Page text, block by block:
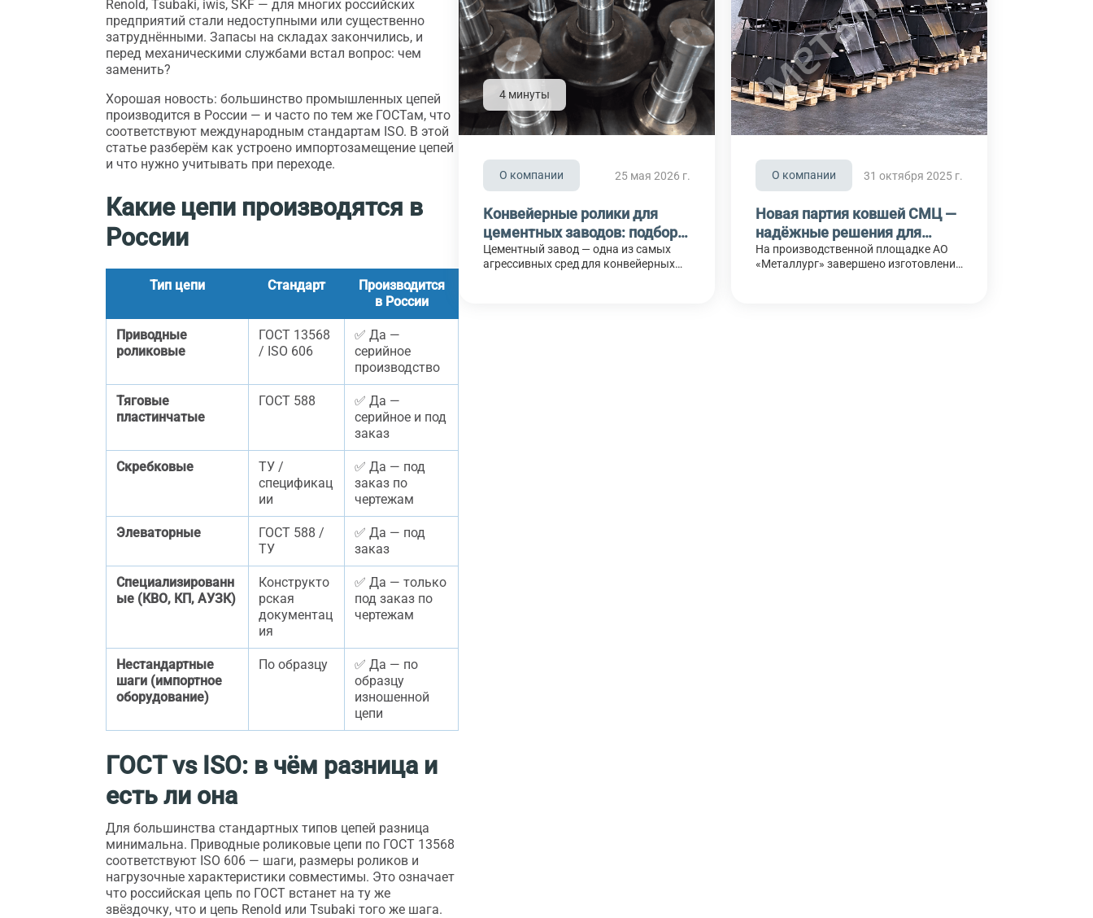
Renold, Tsubaki, iwis, SKF — для многих российских
предприятий стали недоступными или существенно
затруднёнными. Запасы на складах закончились, и
перед механическими службами встал вопрос: чем
заменить?
Хорошая новость: большинство промышленных цепей
производится в России — и часто по тем же ГОСТам, что
соответствуют международным стандартам ISO. В этой
статье разберём как устроено импортозамещение цепей
и что нужно учитывать при переходе.
Какие цепи производятся в
России
Тип цепи Стандарт
Производится
в России
Приводные
роликовые
ГОСТ 13568
/ ISO 606
✅ Да —
серийное
производство
Тяговые
пластинчатые
ГОСТ 588
✅ Да —
серийное и под
заказ
Скребковые
ТУ /
спецификац
ии
✅ Да — под
заказ по
чертежам
Элеваторные
ГОСТ 588 /
ТУ
✅ Да — под
заказ
Специализированн
ые (КВО, КП, АУЗК)
Конструкто
рская
документац
ия
✅ Да — только
под заказ по
чертежам
Нестандартные
шаги (импортное
оборудование)
По образцу
✅ Да — по
образцу
изношенной
цепи
ГОСТ vs ISO: в чём разница и
есть ли она
Для большинства стандартных типов цепей разница
минимальна. Приводные роликовые цепи по ГОСТ 13568
соответствуют ISO 606 — шаги, размеры роликов и
нагрузочные характеристики совместимы. Это означает
что российская цепь по ГОСТ встанет на ту же
звёздочку, что и цепь Renold или Tsubaki того же шага.
4 минуты
О компании 25 мая 2026 г.
Конвейерные ролики для
цементных заводов: подбор
под условия производства
Цементный завод — одна из самых
агрессивных сред для конвейерных
О компании 31 октября 2025 г.
Новая партия ковшей СМЦ —
надёжные решения для
тяжёлых условий работы
На производственной площадке АО
«Металлург» завершено изготовление